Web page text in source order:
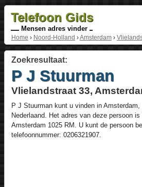
Telefoon Gids
Mensen adres vinder
Home › Noord-Holland ›Amsterdam›
Zoekresultaat:
P J Stuurman
Vlielandstraat 33,
P J Stuurmankunt u vinden in Amsterdam
Nederlaand. Het adres van deze persoon is
Amsterdam 1025 RM . U kunt de persoon
telefoonnummer: 0206321907.